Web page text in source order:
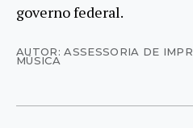
governo federal.
AUTOR: ASSESSORIA DE
MÚSICA